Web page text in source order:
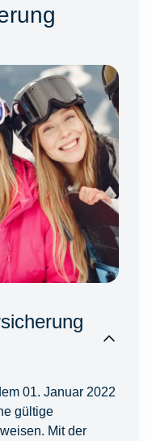
01. Januar 2022
gültige
Mit der